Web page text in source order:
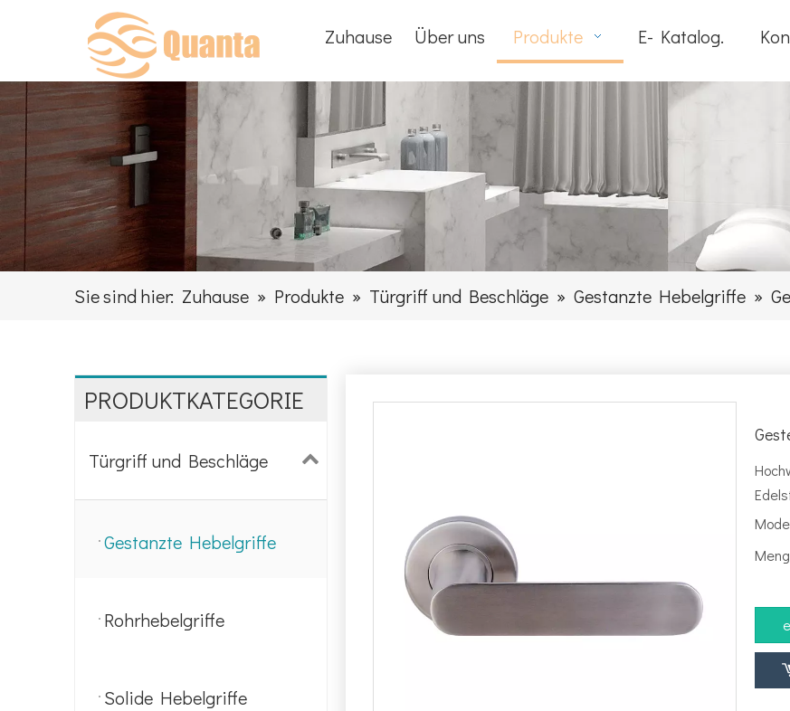
Zuhause Über uns Produkte E- Katalog.
Sie sind hier: Zuhause » Produkte » Türgriff und Beschläge » Gestanzte Hebelgriffe »
PRODUKTKATEGORIE
Türgriff und Beschläge
Gestanzte Hebelgriffe
Rohrhebelgriffe
Solide Hebelgriffe